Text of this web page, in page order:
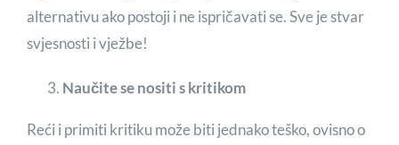
alternativu ako postoji i ne ispričavati se. Sve je stvar
svjesnosti i vježbe!
Naučite se nositi s kritikom
Reći i primiti kritiku može biti jednako teško, ovisno o